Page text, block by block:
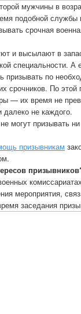
мужчины в
подобной службы
срочная
и высылают в
специальности. А
по
срочников. По этой
— их время не
далеко не каждого.
могут призывать
призывникам
мероприятия,
заседания